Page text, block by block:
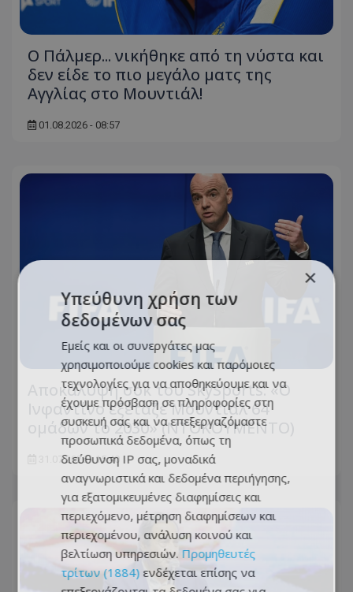
Ο Πάλμερ... νικήθηκε από τη νύστα και
δεν είδε το πιο μεγάλο ματς της
Αγγλίας στο Μουντιάλ!
01.08.2026 - 08:57
Αποκάλυψη σοκ του SkySports: «O
Ινφαντίνο εξέταζε Μουντιάλ 64
ομάδων το 2030» (ΝΤΟΚΟΥΜΕΝΤΟ)
31.07.2026 - 15:40
×
Υπεύθυνη χρήση των
δεδομένων σας
Εμείς και οι συνεργάτες μας
χρησιμοποιούμε cookies και παρόμοιες
τεχνολογίες για να αποθηκεύουμε και να
έχουμε πρόσβαση σε πληροφορίες στη
συσκευή σας και να επεξεργαζόμαστε
προσωπικά δεδομένα, όπως τη
διεύθυνση IP σας, μοναδικά
αναγνωριστικά και δεδομένα περιήγησης,
για εξατομικευμένες διαφημίσεις και
περιεχόμενο, μέτρηση διαφημίσεων και
περιεχομένου, ανάλυση κοινού και
βελτίωση υπηρεσιών. Προμηθευτές
τρίτων (1884) ενδέχεται επίσης να